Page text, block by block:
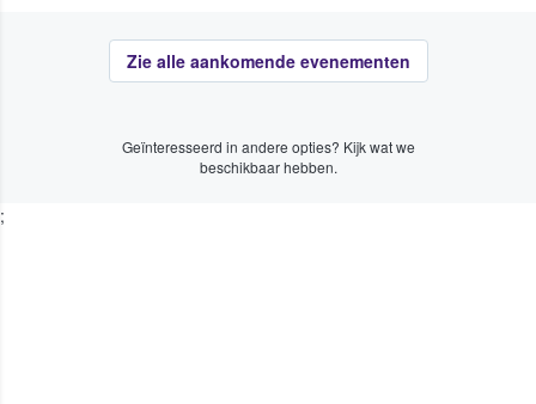
Zie alle aankomende evenementen
Geïnteresseerd in andere opties? Kijk wat we
beschikbaar hebben.
;